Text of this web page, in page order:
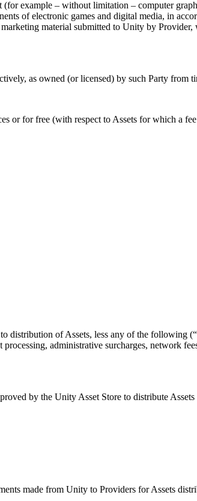
example – without limitation – computer
of electronic games and digital media, in
material submitted to Unity by
as owned (or licensed) by such Party from
or for free (with respect to Assets for which a
of Assets, less any of the following
administrative surcharges, network
by the Unity Asset Store to distribute
made from Unity to Providers for Assets